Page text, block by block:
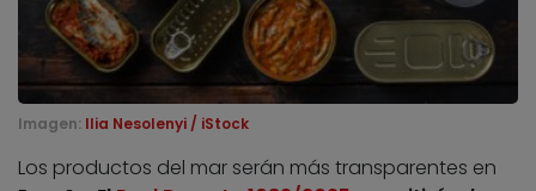
Imagen: Ilia Nesolenyi / iStock
Los productos del mar serán más transparentes en